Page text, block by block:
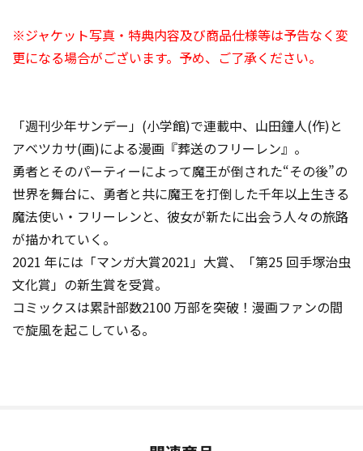
※ジャケット写真・特典内容及び商品仕様等は予告なく変
更になる場合がございます。予め、ご了承ください。
「週刊少年サンデー」(小学館)で連載中、山田鐘人(作)と
アベツカサ(画)による漫画『葬送のフリーレン』。
勇者とそのパーティーによって魔王が倒された“その後”の
世界を舞台に、勇者と共に魔王を打倒した千年以上生きる
魔法使い・フリーレンと、彼女が新たに出会う人々の旅路
が描かれていく。
2021 年には「マンガ大賞2021」大賞、「第25 回手塚治虫
文化賞」の新生賞を受賞。
コミックスは累計部数2100 万部を突破！漫画ファンの間
で旋風を起こしている。